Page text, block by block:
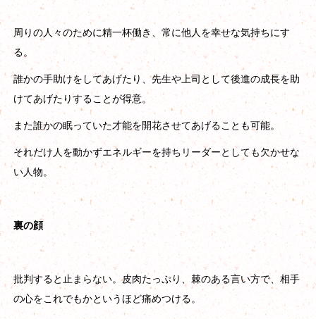
周りの人々のために精一杯働き、常に他人を幸せな気持ちにす
る。
誰かの手助けをしてあげたり、先生や上司として後進の成長を助
けてあげたりすることが得意。
また誰かの眠っていた才能を開花させてあげることも可能。
それだけ人を動かずエネルギーを持ちリーダーとしても欠かせな
い人物。
裏の顔
批判すると止まらない。皮肉たっぷり、棘のある言い方で、相手
の心をこれでもかというほど痛めつける。